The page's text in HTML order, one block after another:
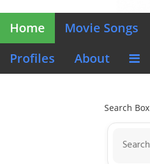
Home Movie Songs
Profiles
About
Search Box